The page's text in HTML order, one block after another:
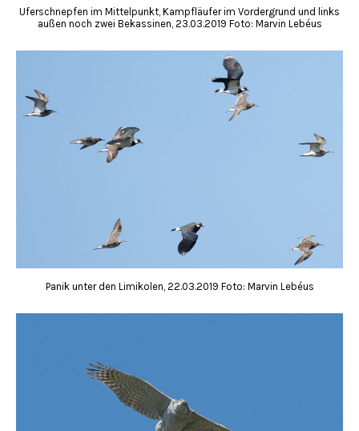
Uferschnepfen im Mittelpunkt, Kampfläufer im Vordergrund und links
außen noch zwei Bekassinen, 23.03.2019 Foto: Marvin Lebéus
Panik unter den Limikolen, 22.03.2019 Foto: Marvin Lebéus